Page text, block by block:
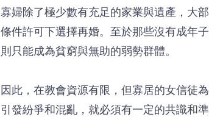
寡婦除了極少數有充足的家業與遺產，大
條件許可下選擇再婚。至於那些沒有成年
則只能成為貧窮與無助的弱勢群體。
因此，在教會資源有限，但寡居的女信徒
引發紛爭和混亂，就必須有一定的共識和